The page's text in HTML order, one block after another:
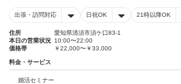
出張・訪問対応 日祝OK 21時以降OK
住所
愛知県清須市須ケ口83-1
本日の営業状況 10:00〜22:00
価格帯
￥22,000〜￥33,000
料金・サービス
婚活セミナー